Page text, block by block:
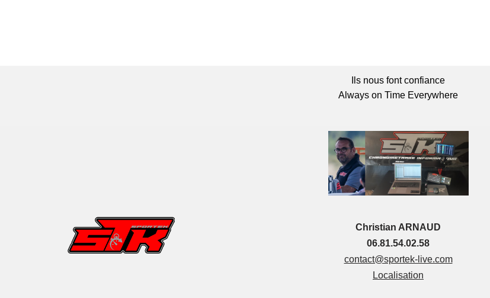
Ils nous font confiance
Always on Time Everywhere
Christian ARNAUD
06.81.54.02.58
contact@sportek-live.com
Localisation